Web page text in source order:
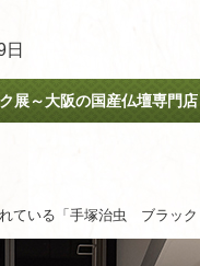
展～大阪の国産仏壇専門
ている「手塚治虫 ブラック